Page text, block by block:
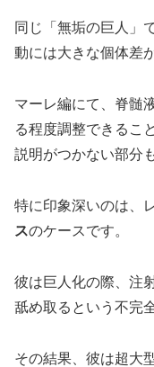
同じ「無垢の巨人」
動には大きな個体差
マーレ編にて、脊髄
る程度調整できるこ
説明がつかない部分
特に印象深いのは、
スのケースです。
彼は巨人化の際、注
舐め取るという不完
その結果、彼は超大